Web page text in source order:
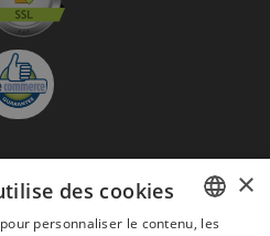
GO
×
des cookies
personnaliser le contenu, les